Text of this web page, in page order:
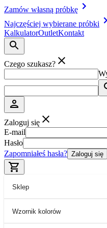
Zamów własną próbkę
Najczęściej wybierane próbki
KalkulatorOutletKontakt
Czego szukasz?
Zaloguj się
E-mail
Hasło
Zapomniałeś hasła? Zaloguj się
Sklep
Wzornik kolorów